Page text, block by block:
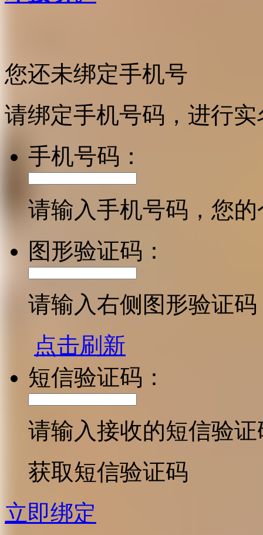
您还未绑定手机号
请绑定手机号码，进行
手机号码：
请输入手机号码，您
图形验证码：
请输入右侧图形验证码
点击刷新
短信验证码：
请输入接收的短信验证
获取短信验证码
立即绑定